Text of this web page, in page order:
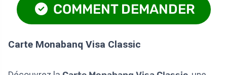
COMMENT DEMANDER
Carte Monabanq Visa Classic